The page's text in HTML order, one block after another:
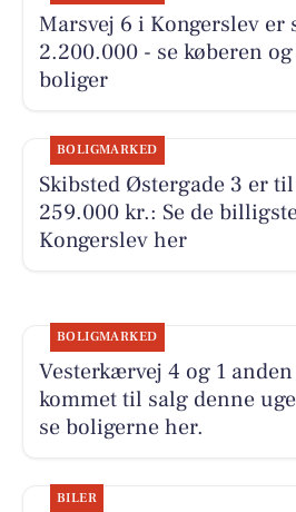
Marsvej 6 i Kongerslev er
2.200.000 - se køberen
boliger
BOLIGMARKED
Skibsted Østergade 3 er
259.000 kr.: Se de
Kongerslev her
BOLIGMARKED
Vesterkærvej 4 og 1
kommet til salg denne
se boligerne her.
BILER